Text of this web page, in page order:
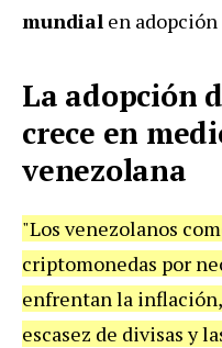
mundial en
La adopción
crece en
venezolana
"Los venezolanos
criptomonedas por
enfrentan la
escasez de divisas y